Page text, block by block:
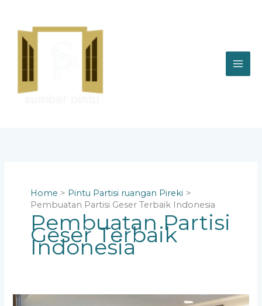
content
Home
Pintu Partisi ruangan Pireki
Pembuatan Partisi Geser Terbaik Indonesia
Pembuatan Partisi
Geser Terbaik
Indonesia
Bagaimana